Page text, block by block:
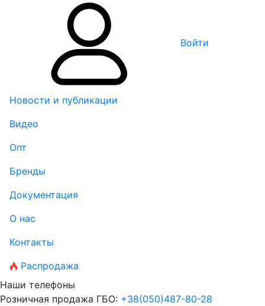
Войти
Новости и публикации
Видео
Опт
Бренды
Документация
О нас
Контакты
Распродажа
Наши телефоны
Розничная продажа ГБО: +38(050)487-80-28